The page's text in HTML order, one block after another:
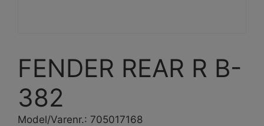
FENDER REAR R B-
382
Model/Varenr.: 705017168